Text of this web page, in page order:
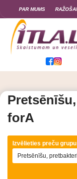
PAR MUMS
forA
Izvēlieties preču grupu
Pretsēnīšu,